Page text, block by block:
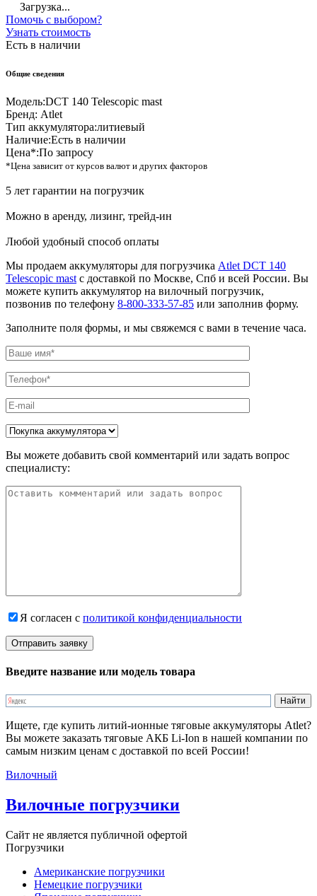
Загрузка...
Помочь с выбором?
Узнать стоимость
Есть в наличии
Общие сведения
Модель:DCT 140 Telescopic mast
Бренд: Atlet
Тип аккумулятора:литиевый
Наличие:Есть в наличии
Цена*:По запросу
*Цена зависит от курсов валют и других факторов
5 лет гарантии на погрузчик
Можно в аренду, лизинг, трейд-ин
Любой удобный способ оплаты
Мы продаем аккумуляторы для погрузчика Atlet DCT 140
Telescopic mast с доставкой по Москве, Спб и всей России. Вы
можете купить аккумулятор на вилочный погрузчик,
позвонив по телефону 8-800-333-57-85 или заполнив форму.
Заполните поля формы, и мы свяжемся с вами в течение часа.
Вы можете добавить свой комментарий или задать вопрос
специалисту:
Я согласен с политикой конфиденциальности
Введите название или модель товара
Ищете, где купить литий-ионные тяговые аккумуляторы Atlet?
Вы можете заказать тяговые АКБ Li-Ion в нашей компании по
самым низким ценам с доставкой по всей России!
Вилочный
Вилочные погрузчики
Сайт не является публичной офертой
Погрузчики
Американские погрузчики
Немецкие погрузчики